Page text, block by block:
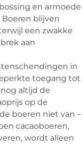
en armoede
blijven
een zwakke
aan
in
toegang tot
altijd de
op de
boeren niet van –
cacaoboeren,
wordt alleen